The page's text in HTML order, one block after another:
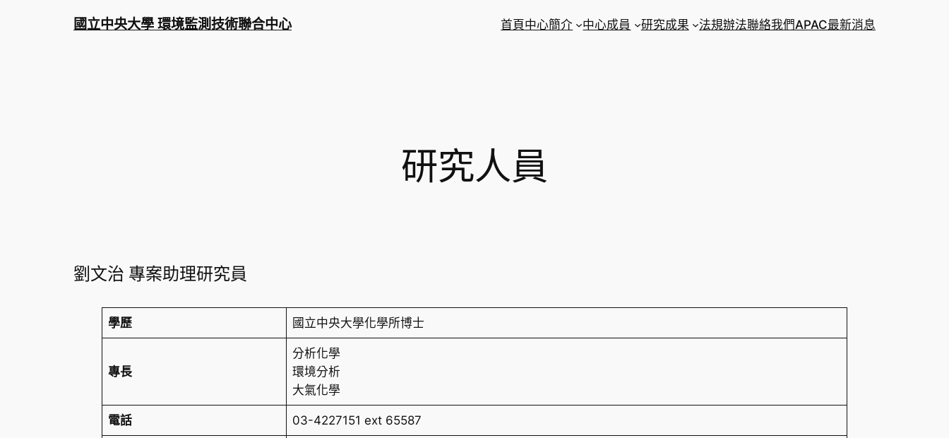
國立中央大學 環境監測技術聯合中心 首頁中心簡介 中心成員 研究成果 法規辦法聯絡我們APAC最新消息
研究人員
劉文治 專案助理研究員
學歷 國立中央大學化學所博士
專長
分析化學
環境分析
大氣化學
電話 03-4227151 ext 65587